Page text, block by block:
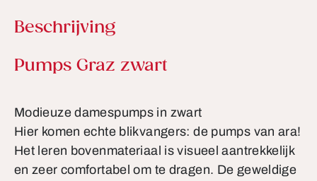
Beschrijving
Productinformatie
Pumps Graz zwart
Modieuze damespumps in zwart
Hier komen echte blikvangers: de pumps van ara!
Het leren bovenmateriaal is visueel aantrekkelijk
en zeer comfortabel om te dragen. De geweldige